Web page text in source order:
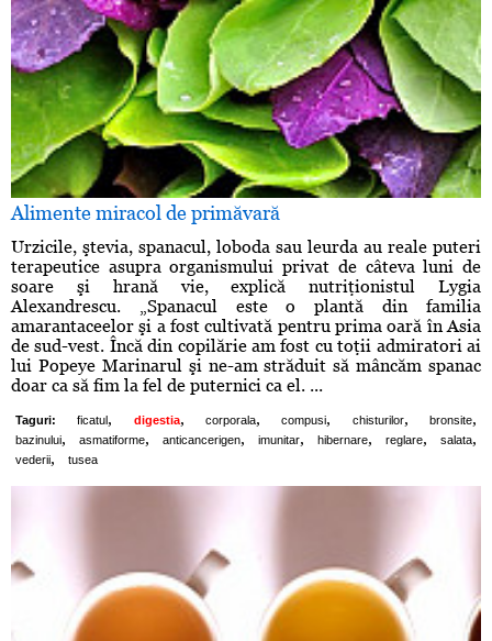
Alimente miracol de primăvară
Urzicile, ştevia, spanacul, loboda sau leurda au reale puteri
terapeutice asupra organismului privat de câteva luni de
soare şi hrană vie, explică nutriţionistul Lygia
Alexandrescu. „Spanacul este o plantă din familia
amarantaceelor şi a fost cultivată pentru prima oară în Asia
de sud-vest. Încă din copilărie am fost cu toţii admiratori ai
lui Popeye Marinarul şi ne-am străduit să mâncăm spanac
doar ca să fim la fel de puternici ca el. ...
Taguri: ficatul , digestia, corporala, compusi, chisturilor, bronsite,
bazinului, asmatiforme, anticancerigen, imunitar, hibernare, reglare, salata,
vederii, tusea